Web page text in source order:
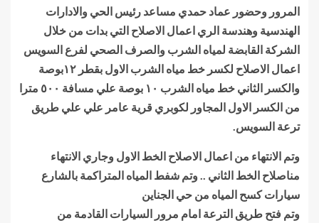
المرور وحضور عماد حمدي مساعد رئيس الحي والادارات
الهندسية وهندسة الري اعمال الاصلاح التي بدات من خلال
الشركة القابضة لمياه الشرب والصرف الصحي لفرع السويس
اعمال الاصلاح لكسر خط مياه الشرب الاول بقطر ١٢بوصة
والكسر الثاني خط مياه الشرب ١٠ بوصة علي مسافة ٥٠٠ مترا
من الكسر الاول المجاور لكوبري قرية عامر علي علي طريق
ترعة السويس.
وتم الانتهاء من اعمال الاصلاح الخط الاول وجاري الانتهاء
مناصلاح الخط الثاني .. وتم شفط المياه المتراكمة بالشارع
سيارات كسح المياه من حي الجناين
وتم فتح طريق الترعة امام مرور السيارات القادمة من